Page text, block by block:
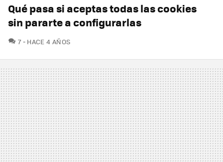
Qué pasa si aceptas todas las cookies
sin pararte a configurarlas
7COMENTARIOS
HACE 4 AÑOS